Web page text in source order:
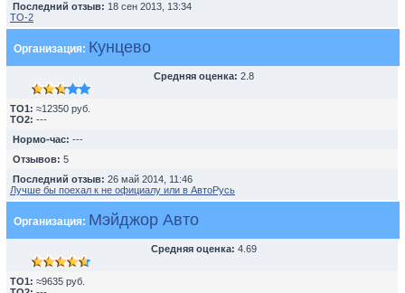
Последний отзыв: 18 сен 2013, 13:34
TO-2
Организация: Кунцево
Средняя оценка: 2.8
TO1: ≈12350 руб.
TO2: ---
Нормо-час: ---
Отзывов: 5
Последний отзыв: 26 май 2014, 11:46
Лучше бы поехал к не официалу или в АвтоРусь
Организация: Мэйджор Авто
Средняя оценка: 4.69
TO1: ≈9635 руб.